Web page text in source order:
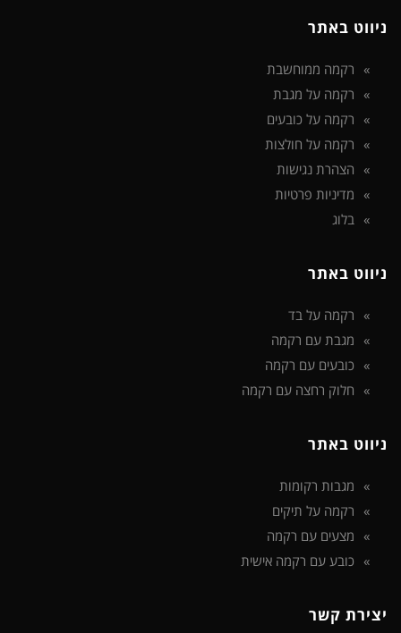
ניווט באתר
רקמה ממוחשבת
רקמה על מגבת
רקמה על כובעים
רקמה על חולצות
הצהרת נגישות
מדיניות פרטיות
בלוג
ניווט באתר
רקמה על בד
מגבת עם רקמה
כובעים עם רקמה
חלוק רחצה עם רקמה
ניווט באתר
מגבות רקומות
רקמה על תיקים
מצעים עם רקמה
כובע עם רקמה אישית
יצירת קשר